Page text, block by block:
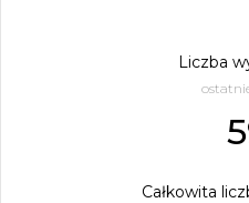
Liczba
Całkowita